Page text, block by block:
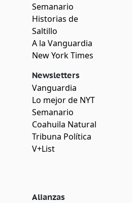
Semanario
Historias de
Saltillo
A la Vanguardia
New York Times
Newsletters
Vanguardia
Lo mejor de NYT
Semanario
Coahuila Natural
Tribuna Política
V+List
Alianzas